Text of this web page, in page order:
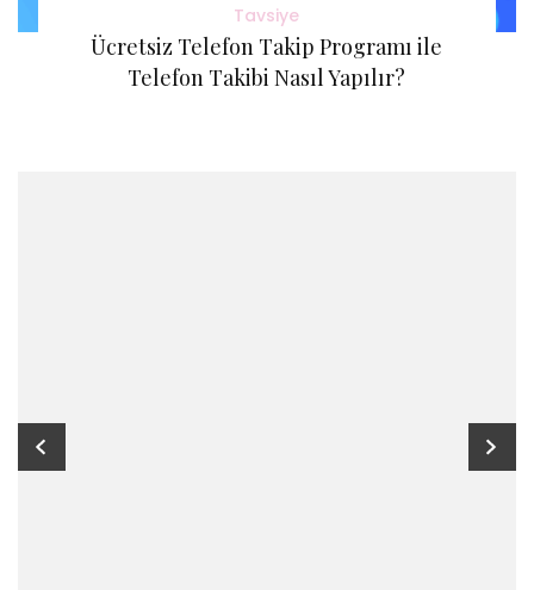
Tavsiye
Ücretsiz Telefon Takip Programı ile
Telefon Takibi Nasıl Yapılır?